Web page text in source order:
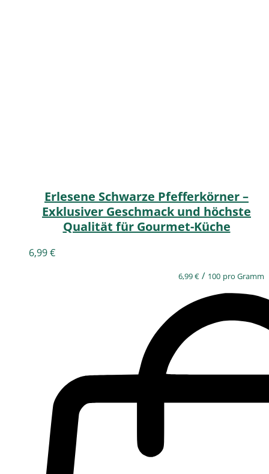
Erlesene Schwarze Pfefferkörner –
Exklusiver Geschmack und höchste
Qualität für Gourmet-Küche
6,99€
6,99€ / 100 pro Gramm